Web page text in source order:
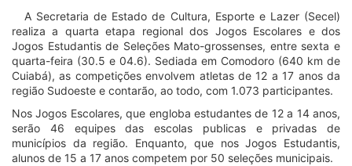
A Secretaria de Estado de Cultura, Esporte e Lazer (Secel)
realiza a quarta etapa regional dos Jogos Escolares e dos
Jogos Estudantis de Seleções Mato-grossenses, entre sexta e
quarta-feira (30.5 e 04.6). Sediada em Comodoro (640 km de
Cuiabá), as competições envolvem atletas de 12 a 17 anos da
região Sudoeste e contarão, ao todo, com 1.073 participantes.
Nos Jogos Escolares, que engloba estudantes de 12 a 14 anos,
serão 46 equipes das escolas publicas e privadas de
municípios da região. Enquanto, que nos Jogos Estudantis,
alunos de 15 a 17 anos competem por 50 seleções municipais.